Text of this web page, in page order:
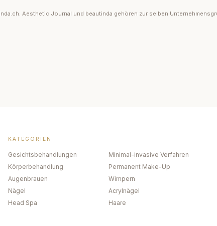
Aesthetic Journal und beautinda gehören zur selben
KATEGORIEN
Gesichtsbehandlungen
Minimal-invasive Verfahren
Körperbehandlung
Permanent Make-Up
Augenbrauen
Wimpern
Nägel
Acrylnägel
Head Spa
Haare